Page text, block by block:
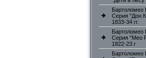
Бартоломео
Серия "Дон
1833-34 гг.
Бартоломео
Серия "Meo
1822-23 г
Бартоломео